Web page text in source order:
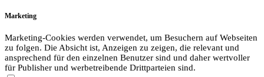
Marketing
Marketing-Cookies werden verwendet, um Besuchern auf Webseiten
zu folgen. Die Absicht ist, Anzeigen zu zeigen, die relevant und
ansprechend für den einzelnen Benutzer sind und daher wertvoller
für Publisher und werbetreibende Drittparteien sind.